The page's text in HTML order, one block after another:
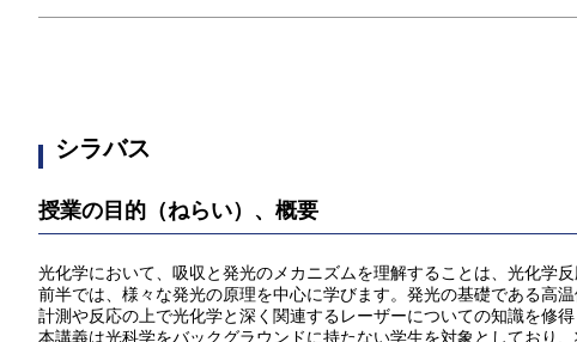
シラバス
授業の目的（ねらい）、概要
光化学において、吸収と発光のメカニズムを理解することは、光化学
前半では、様々な発光の原理を中心に学びます。発光の基礎である高
計測や反応の上で光化学と深く関連するレーザーについての知識を修
本講義は光科学をバックグラウンドに持たない学生を対象としており